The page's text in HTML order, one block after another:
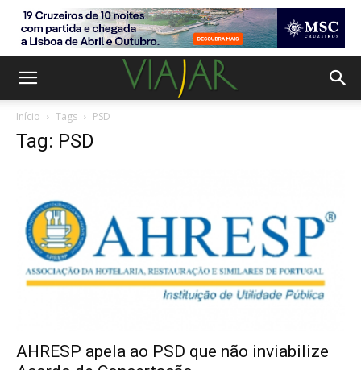
Início Tags PSD
Tag: PSD
AHRESP apela ao PSD que não inviabilize